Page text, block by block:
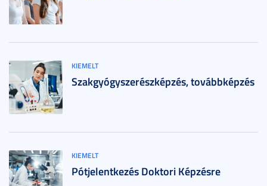
KIEMELT
Szakgyógyszerészképzés, továbbképzés
KIEMELT
Pótjelentkezés Doktori Képzésre